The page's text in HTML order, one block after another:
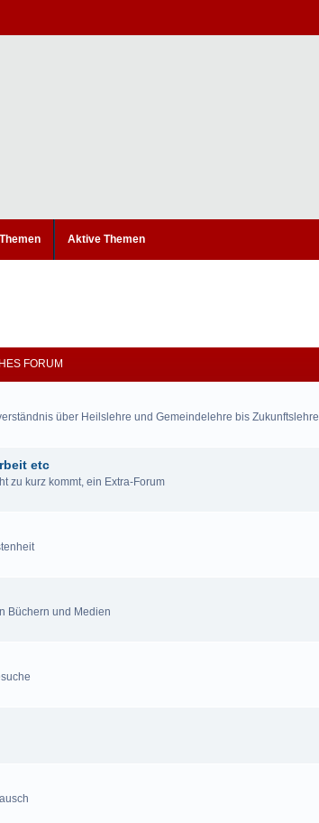
Aktive Themen
FORUM
über Heilslehre und Gemeindelehre bis Zukunftslehre
etc
zu kurz kommt, ein Extra-Forum
Büchern und Medien